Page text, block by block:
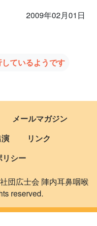
2009年02月01日
ているようです
メールマガジン
リンク
リシー
団広士会 陣内耳鼻咽喉
reserved.